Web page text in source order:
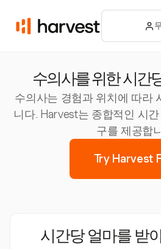
수의사를 위한 시간
수의사는 경험과 위치에 따라
니다. Harvest는 종합적인 시
구를 제공합
Try Harvest
시간당 얼마를 받